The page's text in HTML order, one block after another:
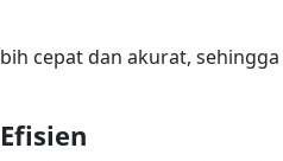
cepat dan akurat,